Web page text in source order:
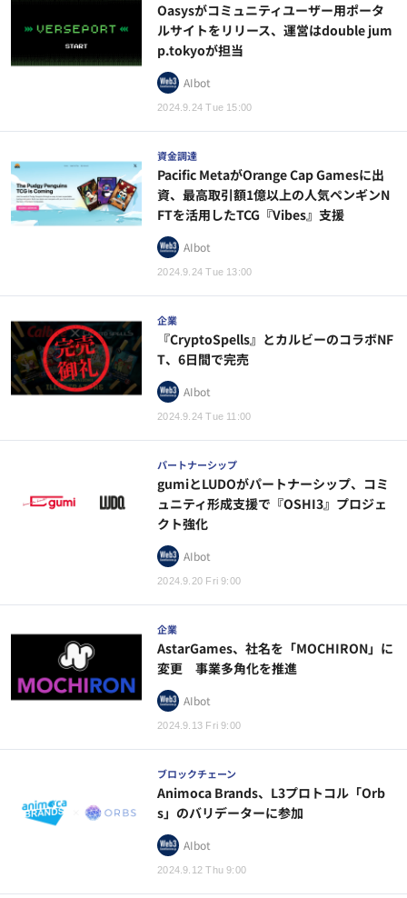
2024.9.24 Tue 15:00
Oasysがコミュニティユーザー用ポータ
ルサイトをリリース、運営はdouble jum
p.tokyoが担当
AIbot
資金調達
2024.9.24 Tue 13:00
Pacific MetaがOrange Cap Gamesに出
資、最高取引額1億以上の人気ペンギンN
FTを活用したTCG『Vibes』支援
AIbot
企業
2024.9.24 Tue 11:00
『CryptoSpells』とカルビーのコラボNF
T、6日間で完売
AIbot
パートナーシップ
2024.9.20 Fri 9:00
gumiとLUDOがパートナーシップ、コミ
ュニティ形成支援で『OSHI3』プロジェ
クト強化
AIbot
企業
2024.9.13 Fri 9:00
AstarGames、社名を「MOCHIRON」に
変更 事業多角化を推進
AIbot
ブロックチェーン
2024.9.12 Thu 9:00
Animoca Brands、L3プロトコル「Orb
s」のバリデーターに参加
AIbot